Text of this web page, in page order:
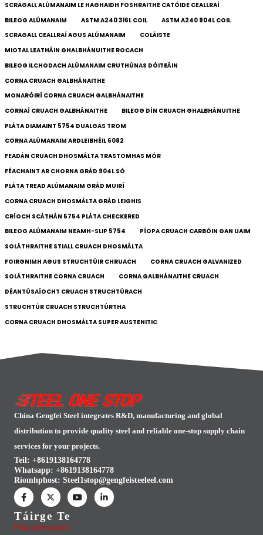
SCRAGALL ALÚMANAIM LE HAGHAIDH FOSHRAITHE CATÓIDE CEALLRAÍ
BILEOG ALÚMANAIM
ASTM A240 316L COIL
ASTM A240 904L COIL
SCRAGALL CEALLRAÍ AGUS ALÚMANAIM
COLÁISTE
MIOTAL LEATHÁIN GHALBHÁNUITHE ROCACH
BILEOG ILCHODACH ALÚMANAIM CRUTHÚNAS DÓITEÁIN
CORNA CRUACH GALBHÁNAITHE
MONARÓIRÍ CORNA CRUACH GALBHÁNAITHE
CORNAÍ CRUACH GALBHÁNAITHE
BILEOG DÍN CRUACH GHALBHÁNUITHE
PLÁTA DIAMAINT 5754 DUALGAS TROM
CORNA ALÚMANAIM ARDLEIBHÉIL 6082
FEADÁN CRUACH DHOSMÁLTA TRASTOMHAS MÓR
FÉACHAINT AR CHORNA GRÁD 904L SÓ
PLÁTA TREAD ALÚMANAIM GRÁD MUIRÍ
CORNA CRUACH DHOSMÁLTA GRÁD LEIGHIS
CRÍOCH SCÁTHÁN 5754 PLÁTA CHECKERED
BILEOG ALÚMANAIM NEAMH-SLIP 5754
PÍOPA CRUACH CARBÓIN GAN UAIM
SOLÁTHRAITHE STIALL CRUACH DHOSMÁLTA
FOIRGNIMH AGUS STRUCHTÚIR CHRUACH
CORNA CRUACH GALVANIZED
SOLÁTHRAITHE CORNA CRUACH
CORNA GALBHÁNAITHE CRUACH
DÉANTÚSAÍOCHT CRUACH STRUCHTÚRACH
STRUCHTÚR CRUACH STRUCHTÚRTHA
CORNA CRUACH DHOSMÁLTA SUPER AUSTENITIC
China Gengfei Steel integrates R&D, manufacturing and global
distribution to provide quality steel and reliable one-stop supply chain
services for your projects.
Teil: +8619138164778
Whatsapp: +8619138164778
Ríomhphost: Steel1stop@gengfeisteeleel.com
Táirge Te
Pláta alúmanaim